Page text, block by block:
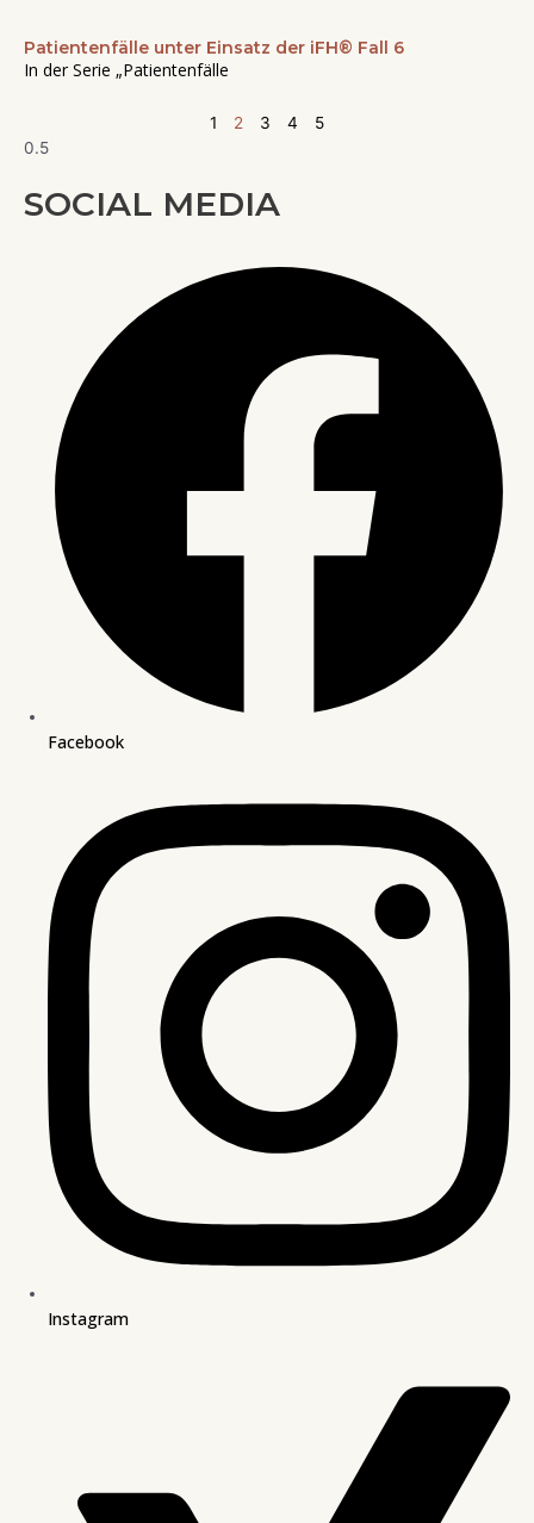
Patientenfälle unter Einsatz der iFH® Fall 6
In der Serie „Patientenfälle
1 2 3 4 5
SOCIAL MEDIA
Facebook
Instagram